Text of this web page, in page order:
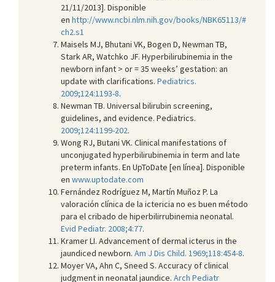
21/11/2013]. Disponible
en http://www.ncbi.nlm.nih.gov/books/NBK65113/#
ch2.s1
Maisels MJ, Bhutani VK, Bogen D, Newman TB,
Stark AR, Watchko JF. Hyperbilirubinemia in the
newborn infant > or = 35 weeks’ gestation: an
update with clarifications. Pediatrics.
2009;124:1193-8.
Newman TB. Universal bilirubin screening,
guidelines, and evidence. Pediatrics.
2009;124:1199-202.
Wong RJ, Butani VK. Clinical manifestations of
unconjugated hyperbilirubinemia in term and late
preterm infants. En UpToDate [en línea]. Disponible
en www.uptodate.com
Fernández Rodríguez M, Martín Muñoz P. La
valoración clínica de la ictericia no es buen método
para el cribado de hiperbilirrubinemia neonatal.
Evid Pediatr. 2008;4:77.
Kramer LI. Advancement of dermal icterus in the
jaundiced newborn. Am J Dis Child. 1969;118:454-8.
Moyer VA, Ahn C, Sneed S. Accuracy of clinical
judgment in neonatal jaundice. Arch Pediatr